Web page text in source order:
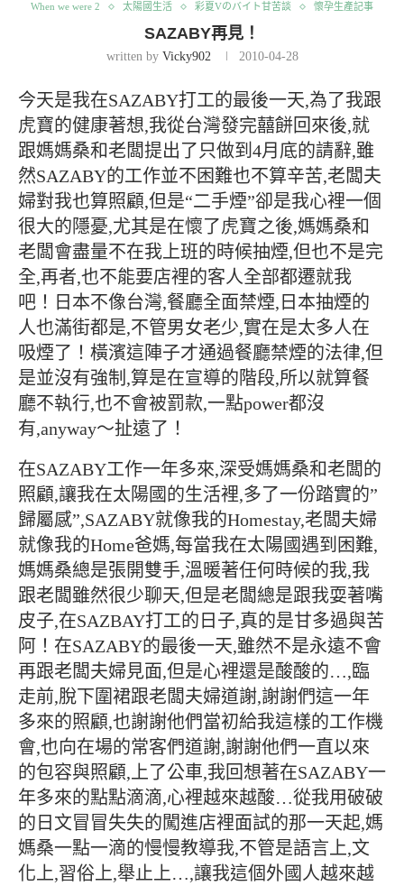
When we were 2 太陽國生活 彩夏Vのバイト甘苦談 懷孕生產記事
SAZABY再見！
written by Vicky902 2010-04-28
今天是我在SAZABY打工的最後一天,為了我跟
虎寶的健康著想,我從台灣發完囍餅回來後,就
跟媽媽桑和老闆提出了只做到4月底的請辭,雖
然SAZABY的工作並不困難也不算辛苦,老闆夫
婦對我也算照顧,但是“二手煙”卻是我心裡一個
很大的隱憂,尤其是在懷了虎寶之後,媽媽桑和
老闆會盡量不在我上班的時候抽煙,但也不是完
全,再者,也不能要店裡的客人全部都遷就我
吧！日本不像台灣,餐廳全面禁煙,日本抽煙的
人也滿街都是,不管男女老少,實在是太多人在
吸煙了！橫濱這陣子才通過餐廳禁煙的法律,但
是並沒有強制,算是在宣導的階段,所以就算餐
廳不執行,也不會被罰款,一點power都沒
有,anyway～扯遠了！
在SAZABY工作一年多來,深受媽媽桑和老闆的
照顧,讓我在太陽國的生活裡,多了一份踏實的”
歸屬感”,SAZABY就像我的Homestay,老闆夫婦
就像我的Home爸媽,每當我在太陽國遇到困難,
媽媽桑總是張開雙手,溫暖著任何時候的我,我
跟老闆雖然很少聊天,但是老闆總是跟我耍著嘴
皮子,在SAZBAY打工的日子,真的是甘多過與苦
阿！在SAZABY的最後一天,雖然不是永遠不會
再跟老闆夫婦見面,但是心裡還是酸酸的…,臨
走前,脫下圍裙跟老闆夫婦道謝,謝謝們這一年
多來的照顧,也謝謝他們當初給我這樣的工作機
會,也向在場的常客們道謝,謝謝他們一直以來
的包容與照顧,上了公車,我回想著在SAZABY一
年多來的點點滴滴,心裡越來越酸…從我用破破
的日文冒冒失失的闖進店裡面試的那一天起,媽
媽桑一點一滴的慢慢教導我,不管是語言上,文
化上,習俗上,舉止上…,讓我這個外國人越來越